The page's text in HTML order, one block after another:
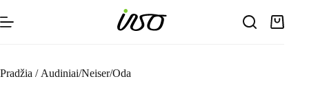
to
content
Pradžia / Audiniai/Neiser/Oda